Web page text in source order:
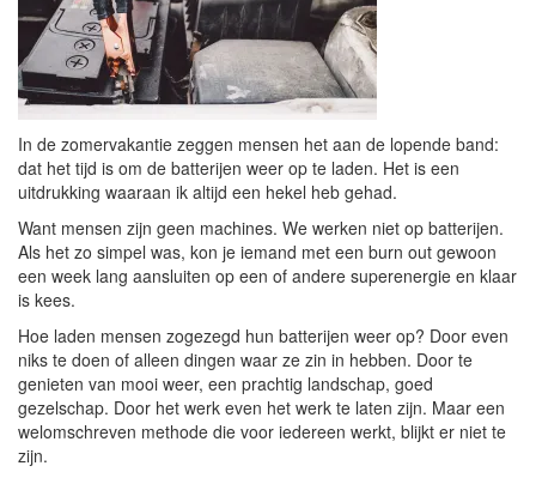
In de zomervakantie zeggen mensen het aan de lopende band:
dat het tijd is om de batterijen weer op te laden. Het is een
uitdrukking waaraan ik altijd een hekel heb gehad.
Want mensen zijn geen machines. We werken niet op batterijen.
Als het zo simpel was, kon je iemand met een burn out gewoon
een week lang aansluiten op een of andere superenergie en klaar
is kees.
Hoe laden mensen zogezegd hun batterijen weer op? Door even
niks te doen of alleen dingen waar ze zin in hebben. Door te
genieten van mooi weer, een prachtig landschap, goed
gezelschap. Door het werk even het werk te laten zijn. Maar een
welomschreven methode die voor iedereen werkt, blijkt er niet te
zijn.